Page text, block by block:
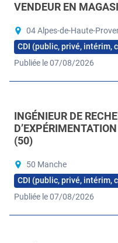
VENDEUR EN
04 Alpes-de-Haute-
CDI (public, privé, intérim,
Publiée le 07/08/2026
INGÉNIEUR DE
(50)
50 Manche
CDI (public, privé, intérim,
Publiée le 07/08/2026